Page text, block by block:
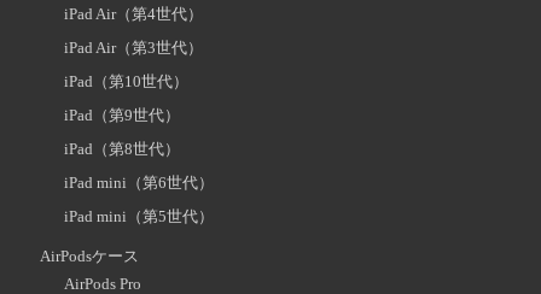
iPad Air（第4世代）
iPad Air（第3世代）
iPad（第10世代）
iPad（第9世代）
iPad（第8世代）
iPad mini（第6世代）
iPad mini（第5世代）
AirPodsケース
AirPods Pro